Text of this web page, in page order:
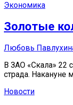
Экономика
Золотые
Любовь
В ЗАО «Скала» 22
страда. Накануне
Новости